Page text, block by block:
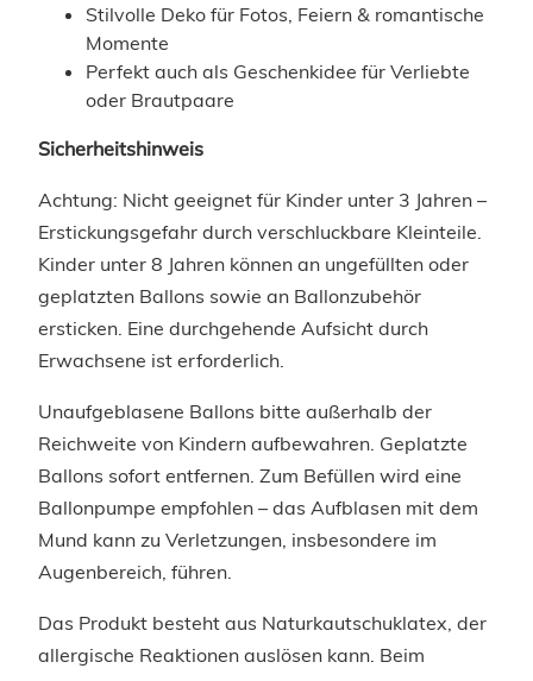
Stilvolle Deko für Fotos, Feiern & romantische
Momente
Perfekt auch als Geschenkidee für Verliebte
oder Brautpaare
Sicherheitshinweis
Achtung: Nicht geeignet für Kinder unter 3 Jahren –
Erstickungsgefahr durch verschluckbare Kleinteile.
Kinder unter 8 Jahren können an ungefüllten oder
geplatzten Ballons sowie an Ballonzubehör
ersticken. Eine durchgehende Aufsicht durch
Erwachsene ist erforderlich.
Unaufgeblasene Ballons bitte außerhalb der
Reichweite von Kindern aufbewahren. Geplatzte
Ballons sofort entfernen. Zum Befüllen wird eine
Ballonpumpe empfohlen – das Aufblasen mit dem
Mund kann zu Verletzungen, insbesondere im
Augenbereich, führen.
Das Produkt besteht aus Naturkautschuklatex, der
allergische Reaktionen auslösen kann. Beim